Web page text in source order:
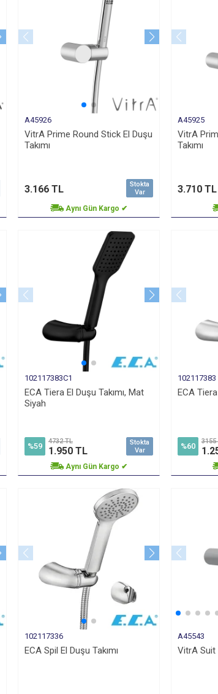
A45926
VitrA Prime Round Stick El Duşu
Takımı
Stokta
Var
3.166 TL
Aynı Gün Kargo ✔
A45925
VitrA
Takımı
3.710 TL
102117383C1
ECA Tiera El Duşu Takımı, Mat
Siyah
%59
Stokta
Var
4732 TL
1.950 TL
Aynı Gün Kargo ✔
102117383
ECA Tiera
%60
3155
102117336
ECA Spil El Duşu Takımı
A45543
VitrA Suit